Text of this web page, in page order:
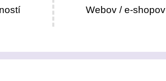
Webov / e-shopov